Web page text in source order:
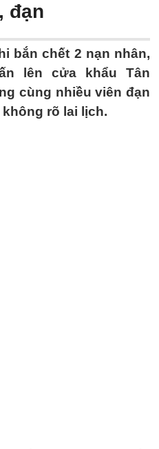
đạn
bắn chết 2 nạn nhân,
lên cửa khẩu Tân
cùng nhiều viên đạn
rõ lai lịch.